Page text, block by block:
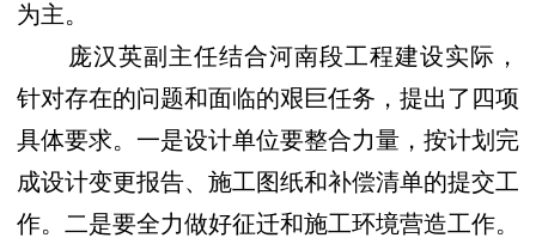
为主。
庞汉英副主任结合河南段工程建设实际，
针对存在的问题和面临的艰巨任务，提出了四项
具体要求。一是设计单位要整合力量，按计划完
成设计变更报告、施工图纸和补偿清单的提交工
作。二是要全力做好征迁和施工环境营造工作。